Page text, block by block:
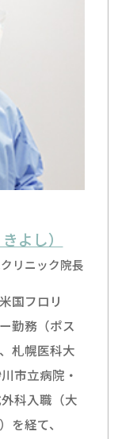
よし）
リニック院長
国フロリ
勤務（ポス
札幌医科大
市立病院・
科入職（大
を経て、